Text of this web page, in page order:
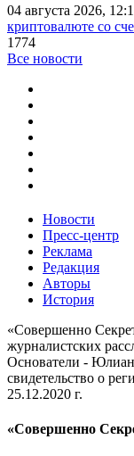
04 августа 2026,
криптовалюте со
1774
Все новости
Новости
Пресс-центр
Реклама
Редакция
Авторы
История
«Совершенно
журналистских
Основатели -
свидетельство о
25.12.2020 г.
«Совершенно